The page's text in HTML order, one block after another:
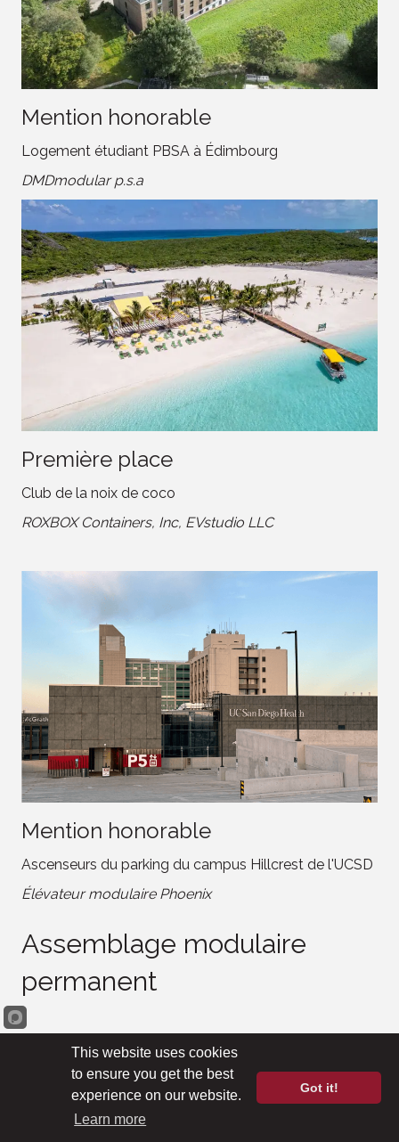
Mention honorable
Logement étudiant PBSA à Édimbourg
DMDmodular p.s.a
Première place
Club de la noix de coco
ROXBOX Containers, Inc, EVstudio LLC
Mention honorable
Ascenseurs du parking du campus Hillcrest de l'UCSD
Élévateur modulaire Phoenix
Assemblage modulaire
permanent
Bâtiment écologique
This website uses cookies
to ensure you get the best
experience on our website.
Learn more
Got it!